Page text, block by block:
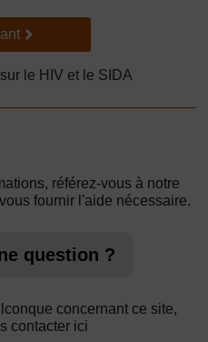
le HIV et le SIDA
référez-vous à notre
fournir l'aide nécessaire.
question ?
concernant ce site,
contacter ici